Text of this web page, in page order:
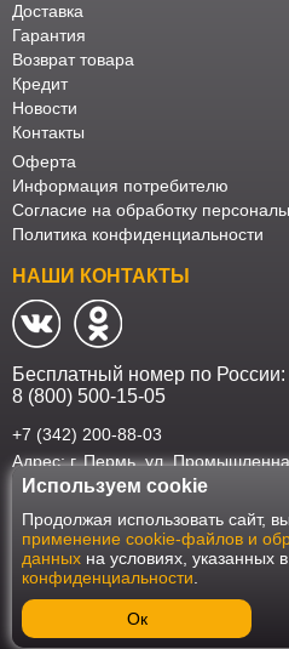
Доставка
Гарантия
Возврат товара
Кредит
Новости
Контакты
Оферта
Информация потребителю
Согласие на обработку
Политика конфиденциальности
НАШИ КОНТАКТЫ
Бесплатный номер по России:
8 (800) 500-15-05
+7 (342) 200-88-03
Адрес: г. Пермь, ул.
Наш интернет-магазин работает в
Федерального закона от 27 июля
данных". Оформить заказ на сайте
наличии согласия на обработку
улучшения работы сайта и его
используем файлы cookie.
соглашаетесь с
Используем cookie
Продолжая использовать сайт,
применение cookie-файлов и
данных на условиях, указанных в
конфиденциальности
Ок